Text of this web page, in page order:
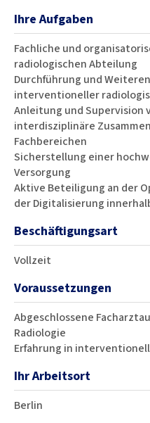
Ihre Aufgaben
Fachliche und
radiologischen Abteilung
Durchführung und
interventioneller
Anleitung und Supervision
interdisziplinäre
Fachbereichen
Sicherstellung einer
Versorgung
Aktive Beteiligung an der
der Digitalisierung
Beschäftigungsart
Vollzeit
Voraussetzungen
Abgeschlossene
Radiologie
Erfahrung in
Ihr Arbeitsort
Berlin